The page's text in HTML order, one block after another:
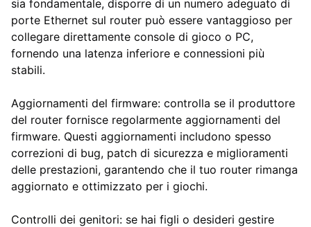
sia fondamentale, disporre di un numero adeguato di
porte Ethernet sul router può essere vantaggioso per
collegare direttamente console di gioco o PC,
fornendo una latenza inferiore e connessioni più
stabili.
Aggiornamenti del firmware: controlla se il produttore
del router fornisce regolarmente aggiornamenti del
firmware. Questi aggiornamenti includono spesso
correzioni di bug, patch di sicurezza e miglioramenti
delle prestazioni, garantendo che il tuo router rimanga
aggiornato e ottimizzato per i giochi.
Controlli dei genitori: se hai figli o desideri gestire